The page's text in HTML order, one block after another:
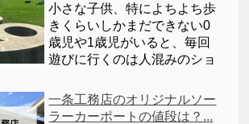
小さな子供、特によちよち歩
きくらいしかまだできない0
歳児や1歳児がいると、毎回
遊びに行くのは人混みのショ
一条工務店のオリジナルソー
ラーカーポートの値段は？...